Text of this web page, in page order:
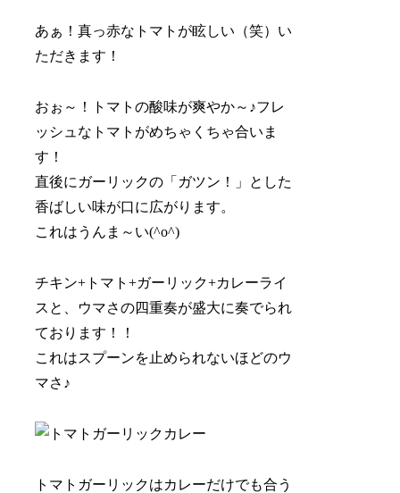
あぁ！真っ赤なトマトが眩しい（笑）い
ただきます！
おぉ～！トマトの酸味が爽やか～♪フレ
ッシュなトマトがめちゃくちゃ合いま
す！
直後にガーリックの 「ガツン！」
とした
香ばしい味が口に広がります。
これはうんま～い(^o^)
チキン+トマト+ガーリック+カレーライ
スと、ウマさの四重奏が盛大に奏でられ
ております！！
これはスプーンを止められないほどのウ
マさ♪
トマトガーリックはカレーだけでも合う